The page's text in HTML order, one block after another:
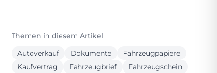
Themen in diesem Artikel
Autoverkauf
Dokumente
Fahrzeugpapiere
Kaufvertrag
Fahrzeugbrief
Fahrzeugschein